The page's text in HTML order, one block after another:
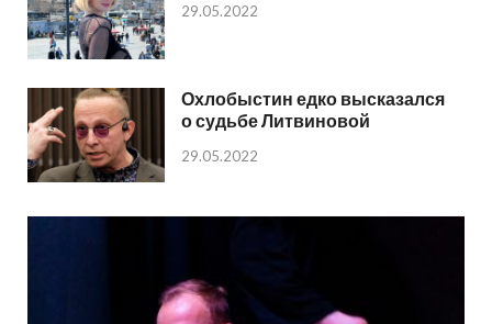
29.05.2022
Охлобыстин едко высказался
о судьбе Литвиновой
29.05.2022